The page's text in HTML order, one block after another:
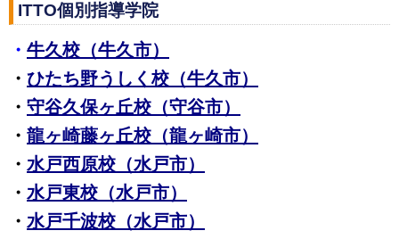
ITTO個別指導学院
・ 牛久校（牛久市）
・ ひたち野うしく校（牛久市）
・ 守谷久保ヶ丘校（守谷市）
・ 龍ヶ崎藤ヶ丘校（龍ヶ崎市）
・ 水戸西原校（水戸市）
・ 水戸東校（水戸市）
・ 水戸千波校（水戸市）